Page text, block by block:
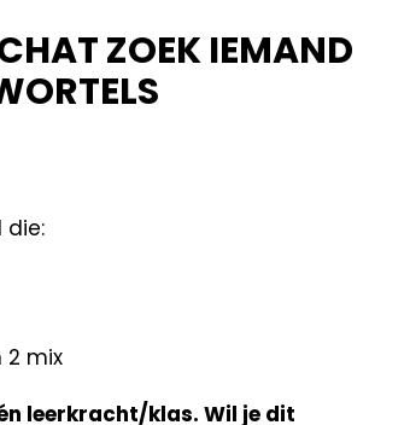
ZOEK IEMAND
die:
2 mix
leerkracht/klas. Wil je dit